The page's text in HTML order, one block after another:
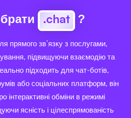
.chat ?
прямого зв’язку з послугами,
підвищуючи взаємодію та
підходить для чат-ботів,
або соціальних платформ, він
інтерактивні обміни в режимі
ясність і цілеспрямованість